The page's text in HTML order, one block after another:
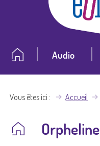
Audio
Vous êtes ici Accueil
Orpheline